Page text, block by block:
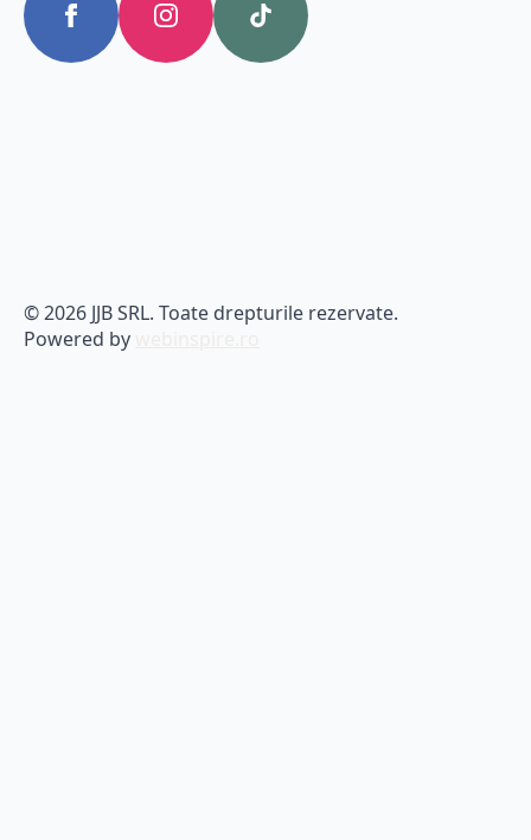
© 2026 JJB SRL. Toate drepturile rezervate.
Powered by